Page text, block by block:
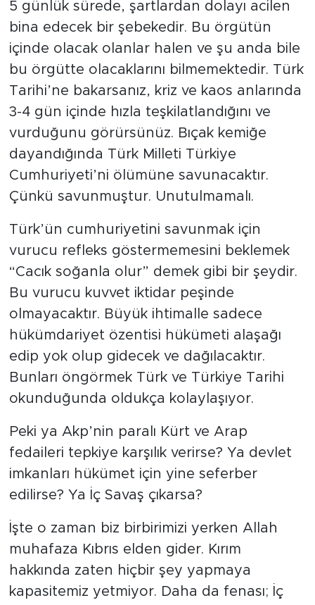
5 günlük sürede, şartlardan dolayı acilen
bina edecek bir şebekedir. Bu örgütün
içinde olacak olanlar halen ve şu anda bile
bu örgütte olacaklarını bilmemektedir. Türk
Tarihi’ne bakarsanız, kriz ve kaos anlarında
3-4 gün içinde hızla teşkilatlandığını ve
vurduğunu görürsünüz. Bıçak kemiğe
dayandığında Türk Milleti Türkiye
Cumhuriyeti’ni ölümüne savunacaktır.
Çünkü savunmuştur. Unutulmamalı.
Türk’ün cumhuriyetini savunmak için
vurucu refleks göstermemesini beklemek
“Cacık soğanla olur” demek gibi bir şeydir.
Bu vurucu kuvvet iktidar peşinde
olmayacaktır. Büyük ihtimalle sadece
hükümdariyet özentisi hükümeti alaşağı
edip yok olup gidecek ve dağılacaktır.
Bunları öngörmek Türk ve Türkiye Tarihi
okunduğunda oldukça kolaylaşıyor.
Peki ya Akp’nin paralı Kürt ve Arap
fedaileri tepkiye karşılık verirse? Ya devlet
imkanları hükümet için yine seferber
edilirse? Ya İç Savaş çıkarsa?
İşte o zaman biz birbirimizi yerken Allah
muhafaza Kıbrıs elden gider. Kırım
hakkında zaten hiçbir şey yapmaya
kapasitemiz yetmiyor. Daha da fenası; İç